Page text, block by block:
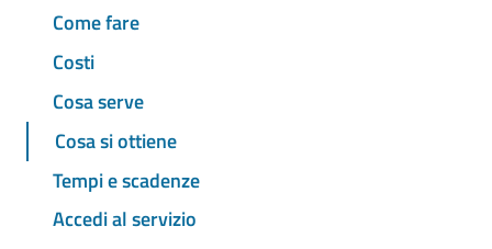
Come fare
Costi
Cosa serve
Cosa si ottiene
Tempi e scadenze
Accedi al servizio